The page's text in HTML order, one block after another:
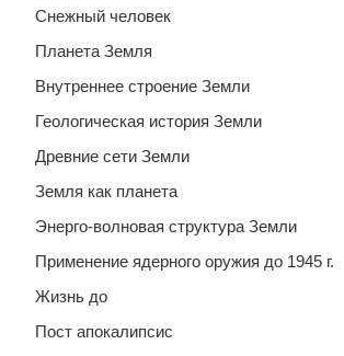
Снежный человек
Планета Земля
Внутреннее строение Земли
Геологическая история Земли
Древние сети Земли
Земля как планета
Энерго-волновая структура Земли
Применение ядерного оружия до 1945 г.
Жизнь до
Пост апокалипсис